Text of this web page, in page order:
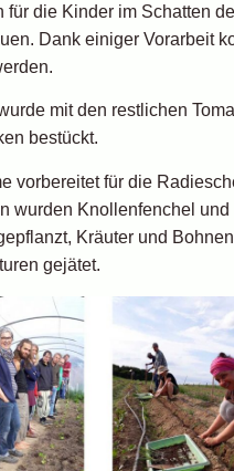
für die Kinder im Schatten
Dank einiger Vorarbeit
mit den restlichen
bestückt.
vorbereitet für die
wurden Knollenfenchel und
Kräuter und
gejätet.